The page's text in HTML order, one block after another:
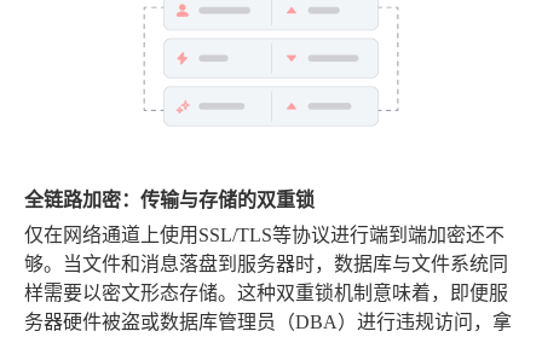
全链路加密：传输与存储的双重锁
仅在网络通道上使用SSL/TLS等协议进行端到端加密还不
够。当文件和消息落盘到服务器时，数据库与文件系统同
样需要以密文形态存储。这种双重锁机制意味着，即便服
务器硬件被盗或数据库管理员（DBA）进行违规访问，拿